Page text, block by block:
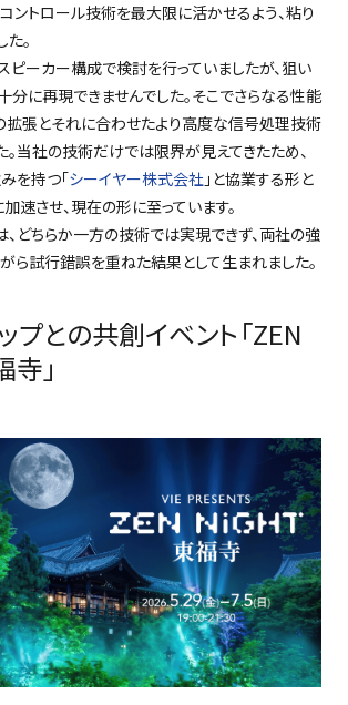
ントロール技術を最大限に活かせるよう、粘り
。
ピーカー構成で検討を行っていましたが、狙い
分に再現できませんでした。そこでさらなる性能
拡張とそれに合わせたより高度な信号処理技術
当社の技術だけでは限界が見えてきたため、
を持つ「シーイヤー株式会社」と協業する形と
速させ、現在の形に至っています。
どちらか一方の技術では実現できず、両社の強
ら試行錯誤を重ねた結果として生まれました。
プとの共創イベント「ZEN
」